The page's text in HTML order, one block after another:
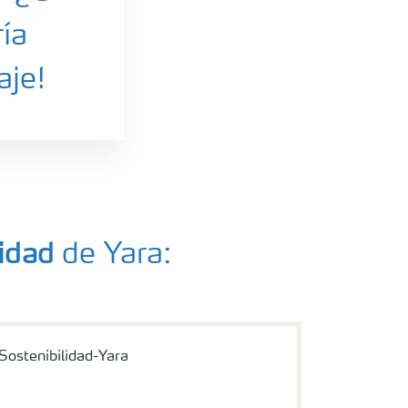
de Yara: